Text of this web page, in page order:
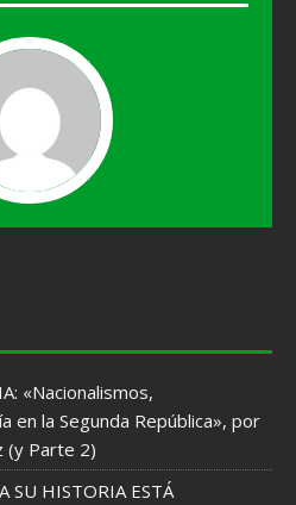
«Nacionalismos,
en la Segunda República», por
(y Parte 2)
SU HISTORIA ESTÁ